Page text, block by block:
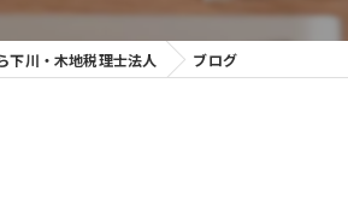
下川・木地税理士法人 ブログ